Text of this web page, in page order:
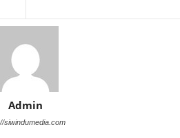
Admin
siwindumedia.com